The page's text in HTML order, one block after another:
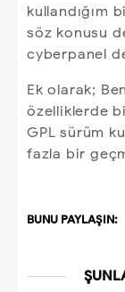
kullandığım
söz konusu
cyberpanel
Ek olarak;
özelliklerde
GPL sürüm
fazla bir
BUNU PAYLAŞIN: